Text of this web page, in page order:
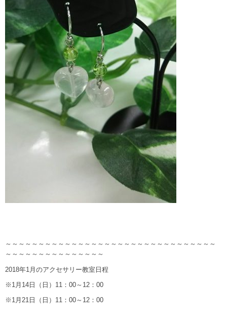
～～～～～～～～～～～～～～～～～～～～～～～～～～～～～～～～
～～～～～～～～～～～～～～～
2018年1月のアクセサリー教室日程
※1月14日（日）11：00～12：00
※1月21日（日）11：00～12：00